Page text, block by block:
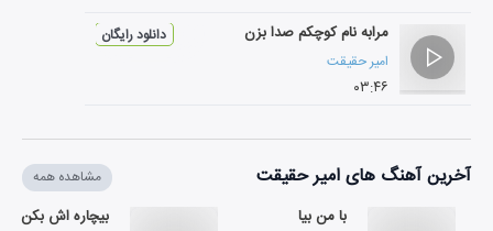
مرابه نام کوچکم صدا بزن
امیر حقیقت
۰۳:۴۶
دانلود رایگان
آخرین آهنگ های امیر حقیقت مشاهده همه
با من بیا بیچاره اش بکن